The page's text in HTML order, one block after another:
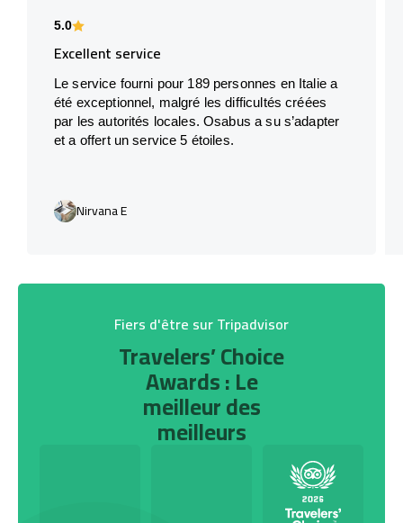
5.0
Excellent service
Le service fourni pour 189 personnes en Italie a
été exceptionnel, malgré les difficultés créées
par les autorités locales. Osabus a su s’adapter
et a offert un service 5 étoiles.
Nirvana E
Fiers d'être sur Tripadvisor
Travelers’ Choice
Awards : Le
meilleur des
meilleurs